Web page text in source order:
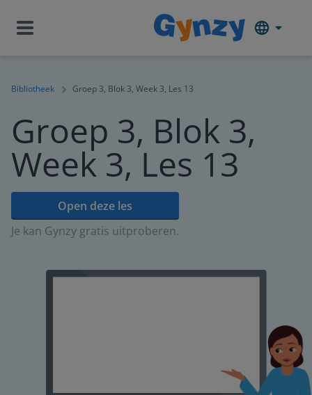
Bibliotheek Groep 3, Blok 3, Week 3, Les 13
Groep 3, Blok 3,
Week 3, Les 13
Open deze les
Je kan Gynzy gratis uitproberen.